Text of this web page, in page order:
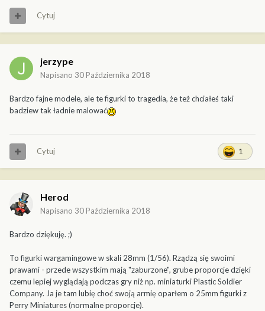
Cytuj
jerzype
Napisano 30 Października 2018
Bardzo fajne modele, ale te figurki to tragedia, że też chciałeś taki
badziew tak ładnie malować
1
Cytuj
Herod
Napisano 30 Października 2018
Bardzo dziękuję. ;)
To figurki wargamingowe w skali 28mm (1/56). Rządzą się swoimi
prawami - przede wszystkim mają "zaburzone", grube proporcje dzięki
czemu lepiej wyglądają podczas gry niż np. miniaturki Plastic Soldier
Company. Ja je tam lubię choć swoją armię oparłem o 25mm figurki z
Perry Miniatures (normalne proporcje).